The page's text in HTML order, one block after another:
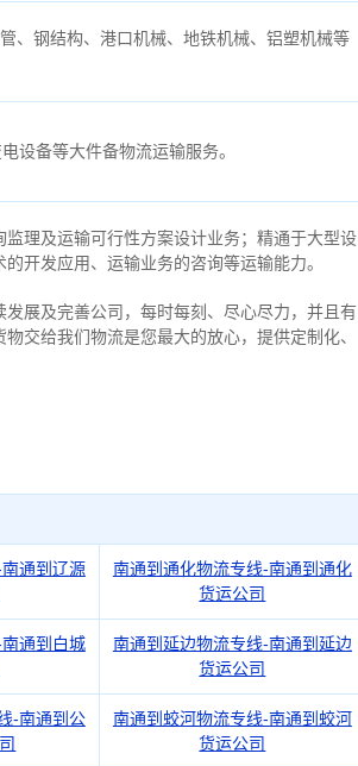
、钢结构、港口机械、地铁机械、铝塑机械等
设备等大件备物流运输服务。
理及运输可行性方案设计业务；精通于大型设
开发应用、运输业务的咨询等运输能力。
展及完善公司，每时每刻、尽心尽力， 并且有
交给我们物流是您最大的放心， 提供定制化、
通到辽源
南通到通化物流专线-南通到通化
货运公司
通到白城
南通到延边物流专线-南通到延边
货运公司
-南通到公
南通到蛟河物流专线-南通到蛟河
货运公司